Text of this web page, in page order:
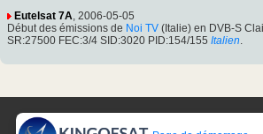
Eutelsat 7A, 2006-05-05
Début des émissions de Noi TV (Italie) en DVB-S
SR:27500 FEC:3/4 SID:3020 PID:154/155 Italien.